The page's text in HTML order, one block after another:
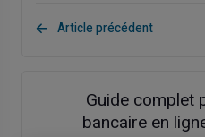
Article précédent
Guide complet
bancaire en